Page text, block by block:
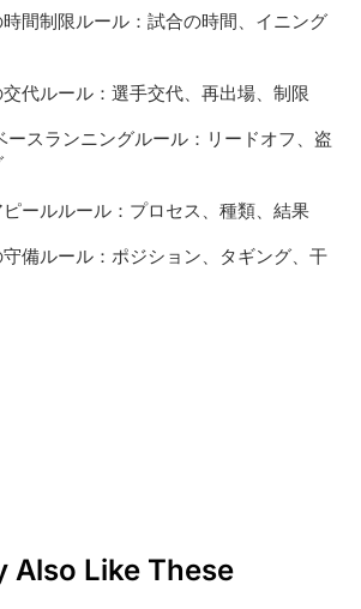
間制限ルール：試合の時間、イニング
代ルール：選手交代、再出場、制限
ースランニングルール：リードオフ、盗
ールルール：プロセス、種類、結果
備ルール：ポジション、タギング、干
Also Like These